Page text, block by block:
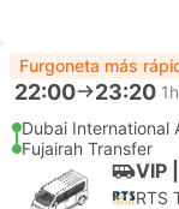
Furgoneta más
22:00 23:20
Dubai International
Fujairah Transfer
VIP
RTS